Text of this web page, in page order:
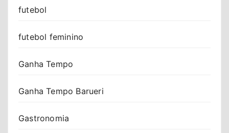
futebol
futebol feminino
Ganha Tempo
Ganha Tempo Barueri
Gastronomia